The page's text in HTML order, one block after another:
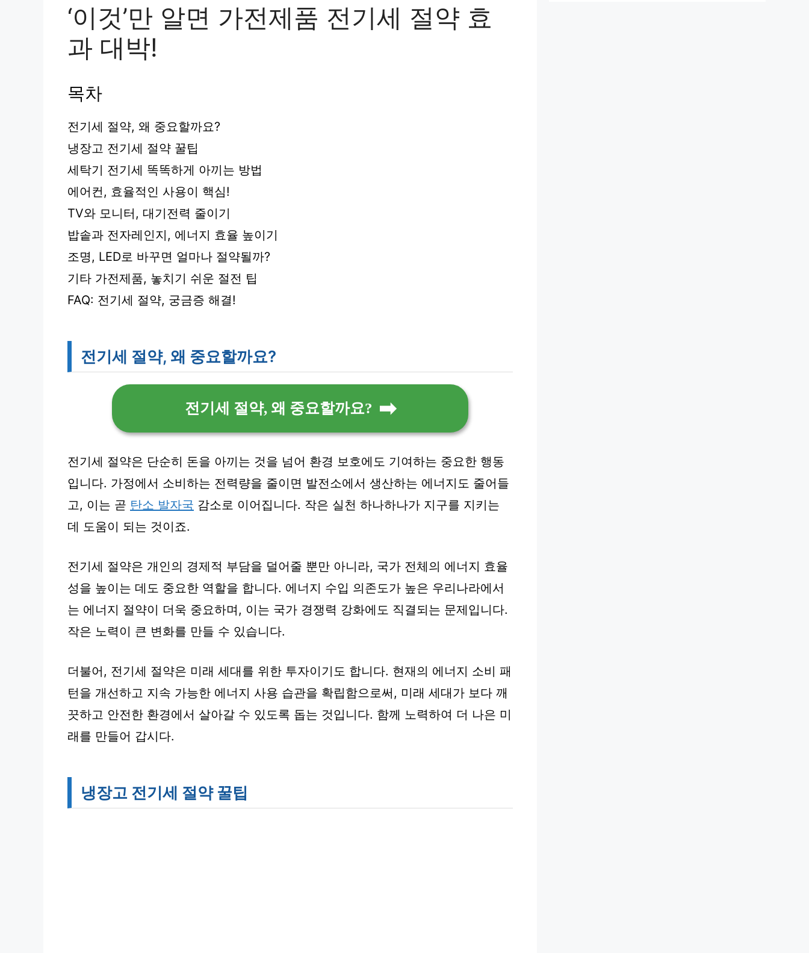
‘이것’만 알면 가전제품 전기세 절약 효
과 대박!
목차
전기세 절약, 왜 중요할까요?
냉장고 전기세 절약 꿀팁
세탁기 전기세 똑똑하게 아끼는 방법
에어컨, 효율적인 사용이 핵심!
TV와 모니터, 대기전력 줄이기
밥솥과 전자레인지, 에너지 효율 높이기
조명, LED로 바꾸면 얼마나 절약될까?
기타 가전제품, 놓치기 쉬운 절전 팁
FAQ: 전기세 절약, 궁금증 해결!
전기세 절약, 왜 중요할까요?
전기세 절약, 왜 중요할까요?
전기세 절약은 단순히 돈을 아끼는 것을 넘어 환경 보호에도 기여하는 중요한 행동
입니다. 가정에서 소비하는 전력량을 줄이면 발전소에서 생산하는 에너지도 줄어들
고, 이는 곧 탄소 발자국 감소로 이어집니다. 작은 실천 하나하나가 지구를 지키는
데 도움이 되는 것이죠.
전기세 절약은 개인의 경제적 부담을 덜어줄 뿐만 아니라, 국가 전체의 에너지 효율
성을 높이는 데도 중요한 역할을 합니다. 에너지 수입 의존도가 높은 우리나라에서
는 에너지 절약이 더욱 중요하며, 이는 국가 경쟁력 강화에도 직결되는 문제입니다.
작은 노력이 큰 변화를 만들 수 있습니다.
더불어, 전기세 절약은 미래 세대를 위한 투자이기도 합니다. 현재의 에너지 소비 패
턴을 개선하고 지속 가능한 에너지 사용 습관을 확립함으로써, 미래 세대가 보다 깨
끗하고 안전한 환경에서 살아갈 수 있도록 돕는 것입니다. 함께 노력하여 더 나은 미
래를 만들어 갑시다.
냉장고 전기세 절약 꿀팁